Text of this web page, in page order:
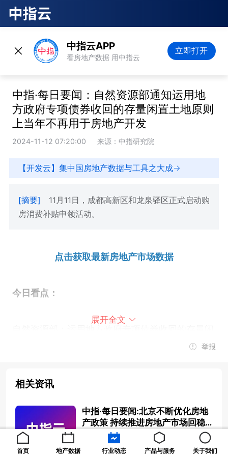
中指云APP
看房地产数据 用中指云
立即打开
中指·每日要闻：自然资源部通知运用地
方政府专项债券收回的存量闲置土地原则
上当年不再用于房地产开发
2024-11-12 07:20:00 来源：中指研究院
【开发云】集中国房地产数据与工具之大成
[摘要]
11月11日，成都高新区和龙泉驿区正式启动购
房消费补贴申领活动。
点击获取最新房地产市场数据
今日看点：
成都市高新区、龙泉驿区：购房消费补贴11月11日
武汉地铁集团：拟发行10亿可续期公司债券，基础
展开全文
举报
相关资讯
中指·每日要闻:北京不断优化房地
产政策 持续推进房地产市场回稳
2025-01-15 08:30:00
首页 地产数据 行业动态 产品与服务 关于我们